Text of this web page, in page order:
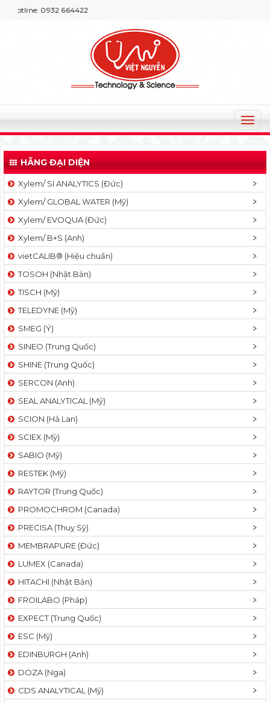
0932 664422
T
o
g
l
v
a
t
n
HÃNG ĐẠI DIỆN
Xylem/ SI ANALYTICS (Đức)
Xylem/ GLOBAL WATER (Mỹ)
Xylem/ EVOQUA (Đức)
Xylem/ B+S (Anh)
vietCALIB® (Hiệu chuẩn)
TOSOH (Nhật Bản)
TISCH (Mỹ)
TELEDYNE (Mỹ)
SMEG (Ý)
SINEO (Trung Quốc)
SHINE (Trung Quốc)
SERCON (Anh)
SEAL ANALYTICAL (Mỹ)
SCION (Hà Lan)
SCIEX (Mỹ)
SABIO (Mỹ)
RESTEK (Mỹ)
RAYTOR (Trung Quốc)
PROMOCHROM (Canada)
PRECISA (Thuỵ Sỹ)
MEMBRAPURE (Đức)
LUMEX (Canada)
HITACHI (Nhật Bản)
FROILABO (Pháp)
EXPECT (Trung Quốc)
ESC (Mỹ)
EDINBURGH (Anh)
DOZA (Nga)
CDS ANALYTICAL (Mỹ)